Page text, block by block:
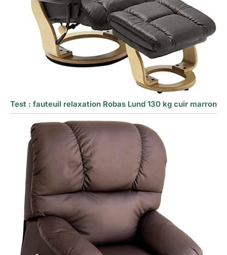
Test : fauteuil relaxation Robas Lund 130 kg cuir marron